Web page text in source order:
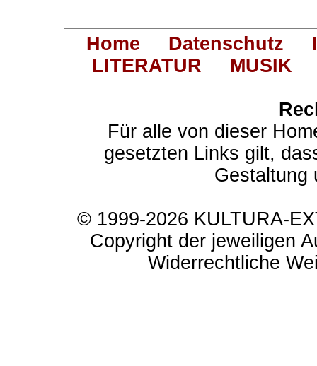
Home Datenschutz
LITERATUR
MUSIK
Für alle von dieser
gesetzten Links gilt,
Gestaltung
© 1999-2026 KULTURA-
Copyright der jeweiligen
Widerrechtliche